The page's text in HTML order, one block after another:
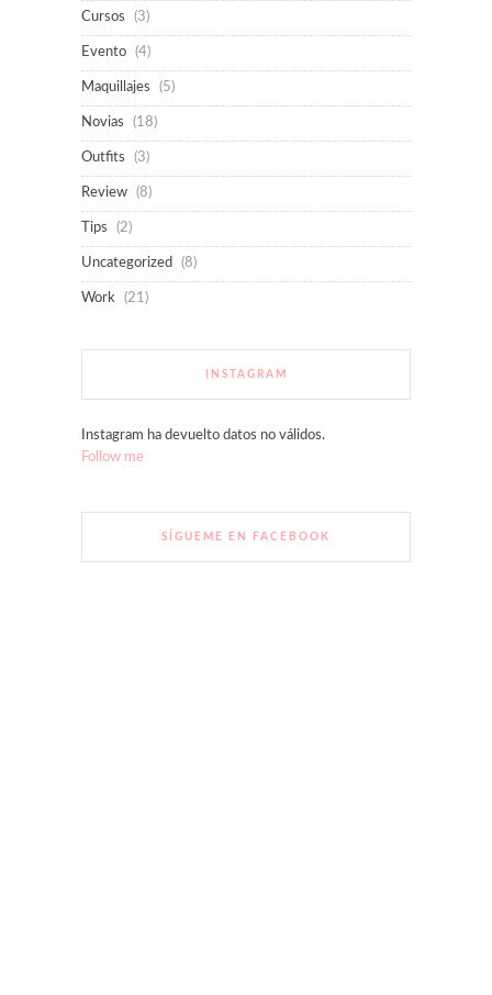
Cursos (3)
Evento (4)
Maquillajes (5)
Novias (18)
Outfits (3)
Review (8)
Tips (2)
Uncategorized (8)
Work (21)
INSTAGRAM
Instagram ha devuelto datos no válidos.
Follow me
SÍGUEME EN FACEBOOK